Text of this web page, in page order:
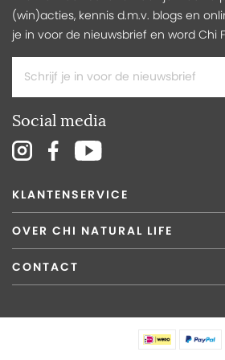
Chi Natural Life is al sinds 1979
wereldwijde natuur. Over de hele
beste, 100% natuurlijke grondstoffen
de boer of producent die vaak en
controleren van onze kwaliteit onze
(win)acties, kennis d.m.v. blogs en
je in voor de nieuwsbrief en word Chi
Social media
KLANTENSERVICE
OVER CHI NATURAL LIFE
CONTACT